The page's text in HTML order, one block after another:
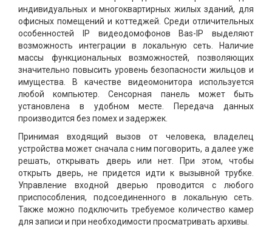
индивидуальных и многоквартирных жилых зданий, для
офисных помещений и коттеджей. Среди отличительных
особенностей IP видеодомофонов Bas-IP выделяют
возможность интеграции в локальную сеть. Наличие
массы функциональных возможностей, позволяющих
значительно повысить уровень безопасности жильцов и
имущества. В качестве видеомонитора используется
любой компьютер. Сенсорная панель может быть
установлена в удобном месте. Передача данных
производится без помех и задержек.
Принимая входящий вызов от человека, владелец
устройства может сначала с ним поговорить, а далее уже
решать, открывать дверь или нет. При этом, чтобы
открыть дверь, не придется идти к вызывной трубке.
Управление входной дверью проводится с любого
приспособления, подсоединенного в локальную сеть.
Также можно подключить требуемое количество камер
для записи и при необходимости просматривать архивы.